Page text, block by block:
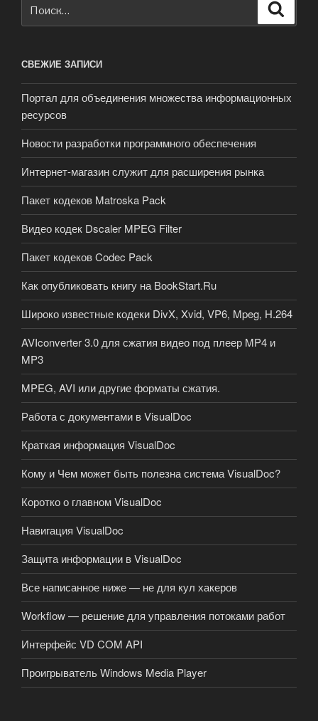
СВЕЖИЕ ЗАПИСИ
Портал для объединения множества информационных
ресурсов
Новости разработки программного обеспечения
Интернет-магазин служит для расширения рынка
Пакет кодеков Matroska Pack
Видео кодек Dscaler MPEG Filter
Пакет кодеков Codec Pack
Как опубликовать книгу на BookStart.Ru
Широко известные кодеки DivX, Xvid, VP6, Mpeg, H.264
AVIconverter 3.0 для сжатия видео под плеер MP4 и
MP3
MPEG, AVI или другие форматы сжатия.
Работа с документами в VisualDoc
Краткая информация VisualDoc
Кому и Чем может быть полезна система VisualDoc?
Коротко о главном VisualDoc
Навигация VisualDoc
Защита информации в VisualDoc
Все написанное ниже — не для кул хакеров
Workflow — решение для управления потоками работ
Интерфейс VD COM API
Проигрыватель Windows Media Player